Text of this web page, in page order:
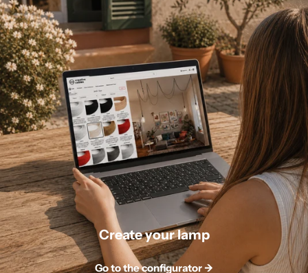
Create your lamp
Go to the configurator ->